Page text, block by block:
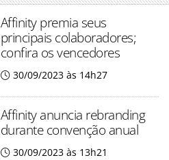
Affinity premia seus
principais colaboradores;
confira os vencedores
30/09/2023 às 14h27
Affinity anuncia rebranding
durante convenção anual
30/09/2023 às 13h21